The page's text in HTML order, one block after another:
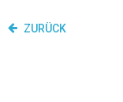
ZURÜCK